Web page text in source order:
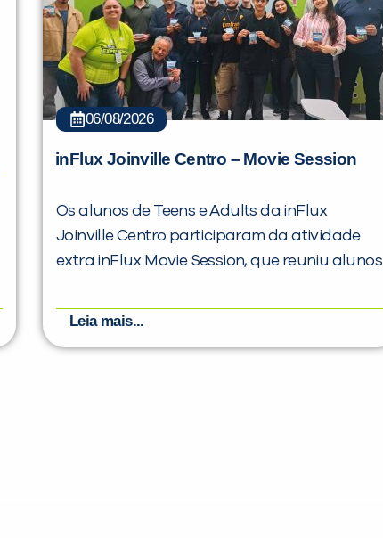
06/08/2026
inFlux Joinville Centro – Movie Session
Os alunos de Teens e Adults da inFlux
Joinville Centro participaram da atividade
extra inFlux Movie Session, que reuniu alunos
Leia mais...